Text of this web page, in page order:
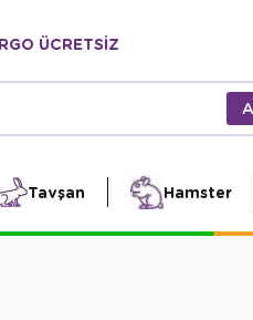
ÜCRETSİZ
Tavşan Hamster